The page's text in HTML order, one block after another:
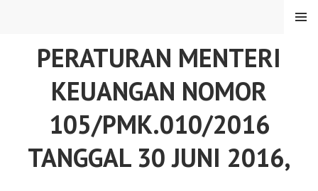
PERATURAN MENTERI
KEUANGAN NOMOR
105/PMK.010/2016
TANGGAL 30 JUNI 2016,
MENU